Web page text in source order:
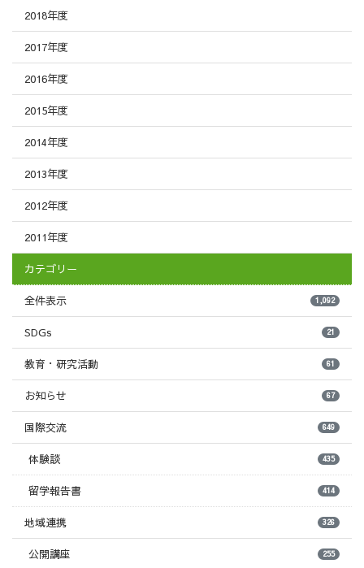
2018年度
2017年度
2016年度
2015年度
2014年度
2013年度
2012年度
2011年度
カテゴリー
全件表示 1,092
SDGs 21
教育・研究活動 61
お知らせ 67
国際交流 649
体験談 435
留学報告書 414
地域連携 326
公開講座 255